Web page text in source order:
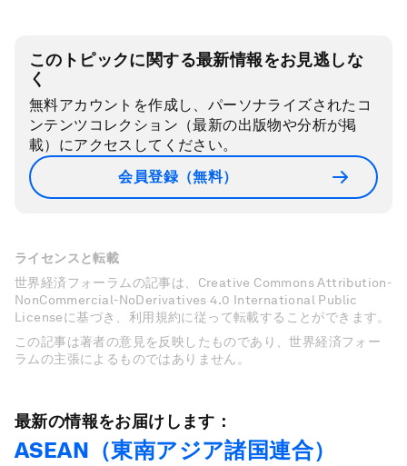
このトピックに関する最新情報をお見逃しな
く
無料アカウントを作成し、パーソナライズされたコ
ンテンツコレクション（最新の出版物や分析が掲
載）にアクセスしてください。
会員登録（無料）
ライセンスと転載
世界経済フォーラムの記事は、Creative Commons Attribution-
NonCommercial-NoDerivatives 4.0 International Public
Licenseに基づき、利用規約に従って転載することができます。
この記事は著者の意見を反映したものであり、世界経済フォー
ラムの主張によるものではありません。
最新の情報をお届けします：
ASEAN（東南アジア諸国連合）